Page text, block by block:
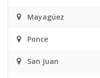
Mayagüez
Ponce
San Juan